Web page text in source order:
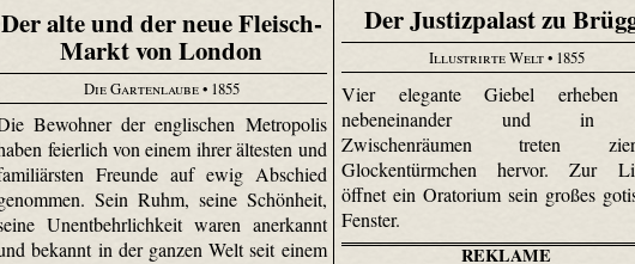
Der alte und der neue Fleisch-
Markt von London
Die Gartenlaube• 1855
Bewohner der englischen Metropolis
feierlich von einem ihrer ältesten und
Freunde auf ewig Abschied
Sein Ruhm, seine Schönheit,
Unentbehrlichkeit waren anerkannt
bekannt in der ganzen Welt seit einem
Der Justizpalast zu
Illustrirte Welt• 1855
Vier elegante Giebel erheben
nebeneinander und in
Zwischenräumen treten
Glockentürmchen hervor. Zur
öffnet ein Oratorium sein großes
Fenster.
REKLAME